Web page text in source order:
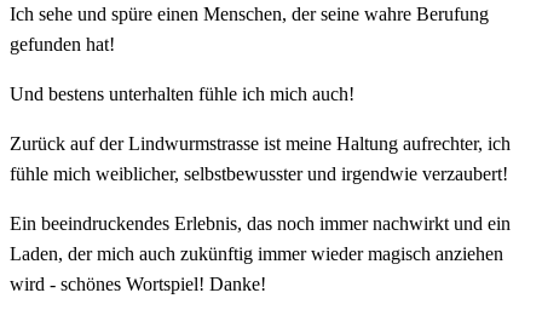
Ich sehe und spüre einen Menschen, der seine wahre Berufung
gefunden hat!
Und bestens unterhalten fühle ich mich auch!
Zurück auf der Lindwurmstrasse ist meine Haltung aufrechter, ich
fühle mich weiblicher, selbstbewusster und irgendwie verzaubert!
Ein beeindruckendes Erlebnis, das noch immer nachwirkt und ein
Laden, der mich auch zukünftig immer wieder magisch anziehen
wird - schönes Wortspiel! Danke!